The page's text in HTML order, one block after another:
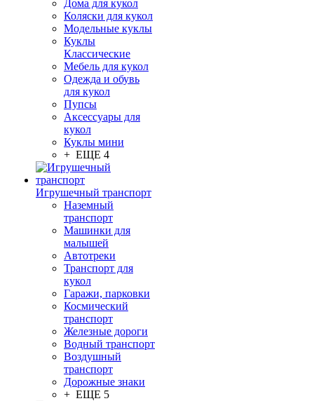
Дома для кукол
Коляски для кукол
Модельные куклы
Куклы
Классические
Мебель для кукол
Одежда и обувь
для кукол
Пупсы
Аксессуары для
кукол
Куклы мини
+ ЕЩЕ 4
Игрушечный транспорт
Наземный
транспорт
Машинки для
малышей
Автотреки
Транспорт для
кукол
Гаражи, парковки
Космический
транспорт
Железные дороги
Водный транспорт
Воздушный
транспорт
Дорожные знаки
+ ЕЩЕ 5